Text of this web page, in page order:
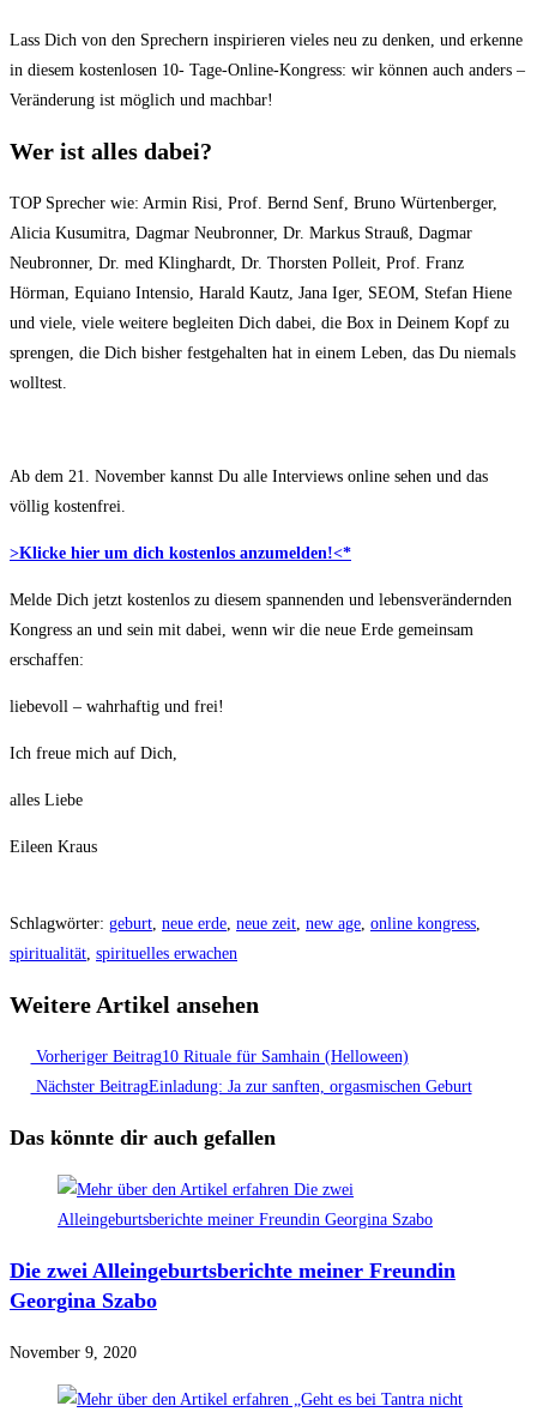
Lass Dich von den Sprechern inspirieren vieles neu zu denken, und erkenne
in diesem kostenlosen 10- Tage-Online-Kongress: wir können auch anders –
Veränderung ist möglich und machbar!
Wer ist alles dabei?
TOP Sprecher wie: Armin Risi, Prof. Bernd Senf, Bruno Würtenberger,
Alicia Kusumitra, Dagmar Neubronner, Dr. Markus Strauß, Dagmar
Neubronner, Dr. med Klinghardt, Dr. Thorsten Polleit, Prof. Franz
Hörman, Equiano Intensio, Harald Kautz, Jana Iger, SEOM, Stefan Hiene
und viele, viele weitere begleiten Dich dabei, die Box in Deinem Kopf zu
sprengen, die Dich bisher festgehalten hat in einem Leben, das Du niemals
wolltest.
Ab dem 21. November kannst Du alle Interviews online sehen und das
völlig kostenfrei.
>Klicke hier um dich kostenlos anzumelden!<*
Melde Dich jetzt kostenlos zu diesem spannenden und lebensverändernden
Kongress an und sein mit dabei, wenn wir die neue Erde gemeinsam
erschaffen:
liebevoll – wahrhaftig und frei!
Ich freue mich auf Dich,
alles Liebe
Eileen Kraus
Schlagwörter: geburt neue erde neue zeit new age online kongress
spiritualität spirituelles erwachen
Weitere Artikel ansehen
Vorheriger Beitrag10 Rituale für Samhain (Helloween)
Nächster BeitragEinladung: Ja zur sanften, orgasmischen Geburt
Das könnte dir auch gefallen
Die zwei Alleingeburtsberichte meiner Freundin
Georgina Szabo
November 9, 2020